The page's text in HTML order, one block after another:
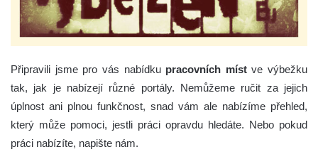
Připravili jsme pro vás nabídku pracovních místve výbežku
tak, jak je nabízejí různé portály. Nemůžeme ručit za jejich
úplnost ani plnou funkčnost, snad vám ale nabízíme přehled,
který může pomoci, jestli práci opravdu hledáte. Nebo pokud
práci nabízíte, napište nám.